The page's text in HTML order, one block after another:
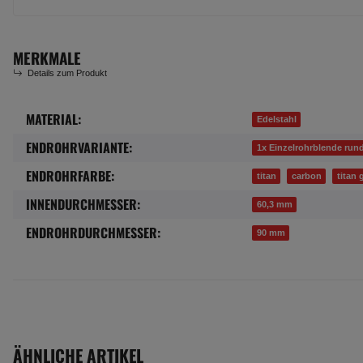
MERKMALE
Details zum Produkt
Produkteigenschaft
Wert
MATERIAL: Edelstahl
ENDROHRVARIANTE: 1x Einzelrohrblende rund
ENDROHRFARBE: titan carbon titan
INNENDURCHMESSER: 60,3 mm
ENDROHRDURCHMESSER: 90 mm
ÄHNLICHE ARTIKEL